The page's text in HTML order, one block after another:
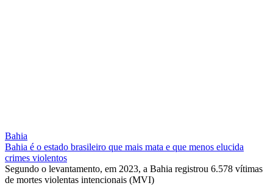
Bahia
Bahia é o estado brasileiro que mais mata e que menos elucida
crimes violentos
Segundo o levantamento, em 2023, a Bahia registrou 6.578 vítimas
de mortes violentas intencionais (MVI)